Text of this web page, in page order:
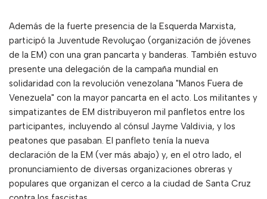
Además de la fuerte presencia de la Esquerda Marxista,
participó la Juventude Revoluçao (organización de jóvenes
de la EM) con una gran pancarta y banderas. También estuvo
presente una delegación de la campaña mundial en
solidaridad con la revolución venezolana "Manos Fuera de
Venezuela" con la mayor pancarta en el acto. Los militantes y
simpatizantes de EM distribuyeron mil panfletos entre los
participantes, incluyendo al cónsul Jayme Valdivia, y los
peatones que pasaban. El panfleto tenía la nueva
declaración de la EM (ver más abajo) y, en el otro lado, el
pronunciamiento de diversas organizaciones obreras y
populares que organizan el cerco a la ciudad de Santa Cruz